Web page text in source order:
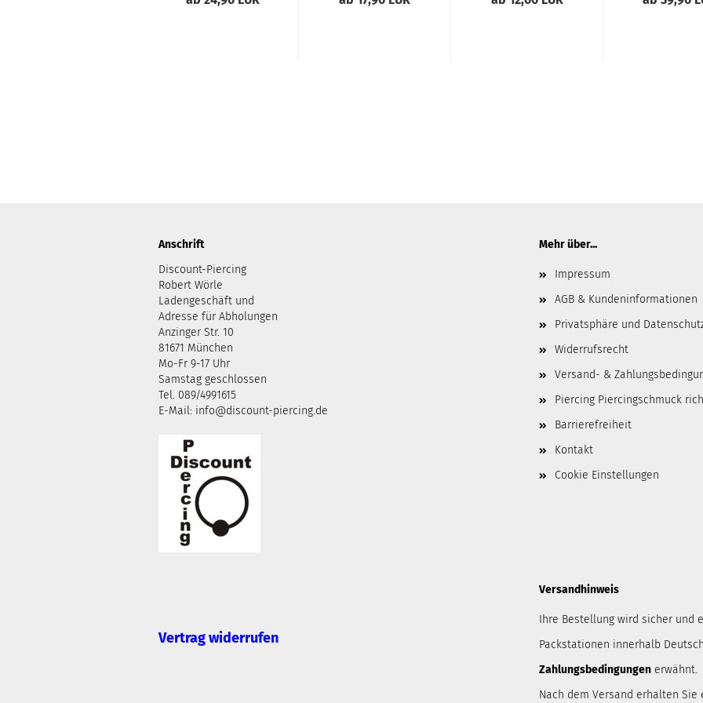
Aussengewinde...
Anschrift
Discount-Piercing
Robert Wörle
Ladengeschäft und
Adresse für Abholungen
Anzinger Str. 10
81671 München
Mo-Fr 9-17 Uhr
Samstag geschlossen
Tel. 089/4991615
E-Mail: info@discount-piercing.de
Mehr über...
Impressum
AGB & Kundeninformationen
Privatsphäre und
Widerrufsrecht
Versand- &
Piercing Piercingschmuck
Barrierefreiheit
Kontakt
Cookie Einstellungen
Vertrag widerrufen
Versandhinweis
Ihre Bestellung wird sicher und
Packstationen innerhalb
Zahlungsbedingungen erwähnt.
Nach dem Versand erhalten